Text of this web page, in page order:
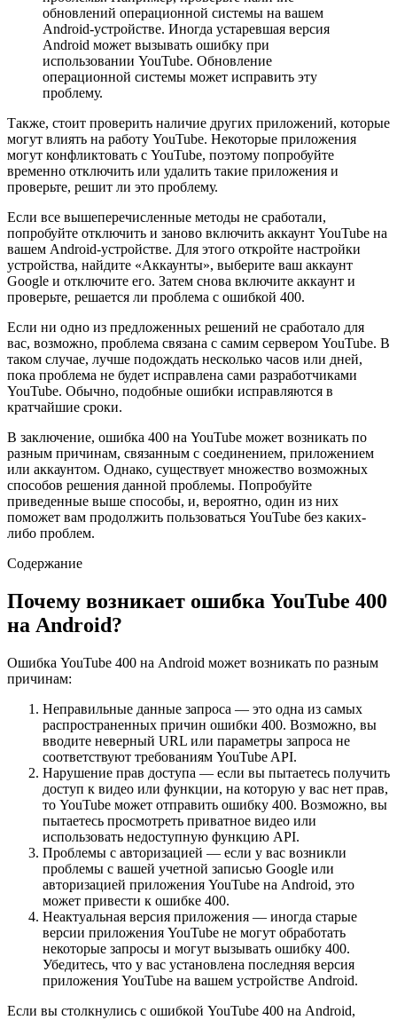
обновлений операционной системы на вашем
Android-устройстве. Иногда устаревшая версия
Android может вызывать ошибку при
использовании YouTube. Обновление
операционной системы может исправить эту
проблему.
Также, стоит проверить наличие других приложений, которые
могут влиять на работу YouTube. Некоторые приложения
могут конфликтовать с YouTube, поэтому попробуйте
временно отключить или удалить такие приложения и
проверьте, решит ли это проблему.
Если все вышеперечисленные методы не сработали,
попробуйте отключить и заново включить аккаунт YouTube на
вашем Android-устройстве. Для этого откройте настройки
устройства, найдите «Аккаунты», выберите ваш аккаунт
Google и отключите его. Затем снова включите аккаунт и
проверьте, решается ли проблема с ошибкой 400.
Если ни одно из предложенных решений не сработало для
вас, возможно, проблема связана с самим сервером YouTube. В
таком случае, лучше подождать несколько часов или дней,
пока проблема не будет исправлена сами разработчиками
YouTube. Обычно, подобные ошибки исправляются в
кратчайшие сроки.
В заключение, ошибка 400 на YouTube может возникать по
разным причинам, связанным с соединением, приложением
или аккаунтом. Однако, существует множество возможных
способов решения данной проблемы. Попробуйте
приведенные выше способы, и, вероятно, один из них
поможет вам продолжить пользоваться YouTube без каких-
либо проблем.
Содержание
Почему возникает ошибка YouTube 400
на Android?
Ошибка YouTube 400 на Android может возникать по разным
причинам:
Неправильные данные запроса — это одна из самых
распространенных причин ошибки 400. Возможно, вы
вводите неверный URL или параметры запроса не
соответствуют требованиям YouTube API.
Нарушение прав доступа — если вы пытаетесь получить
доступ к видео или функции, на которую у вас нет прав,
то YouTube может отправить ошибку 400. Возможно, вы
пытаетесь просмотреть приватное видео или
использовать недоступную функцию API.
Проблемы с авторизацией — если у вас возникли
проблемы с вашей учетной записью Google или
авторизацией приложения YouTube на Android, это
может привести к ошибке 400.
Неактуальная версия приложения — иногда старые
версии приложения YouTube не могут обработать
некоторые запросы и могут вызывать ошибку 400.
Убедитесь, что у вас установлена последняя версия
приложения YouTube на вашем устройстве Android.
Если вы столкнулись с ошибкой YouTube 400 на Android,